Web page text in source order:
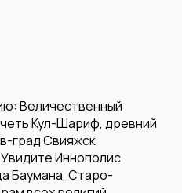
Величественный
Кул-Шариф, древний
град Свияжск
Иннополис
Баумана, Старо-